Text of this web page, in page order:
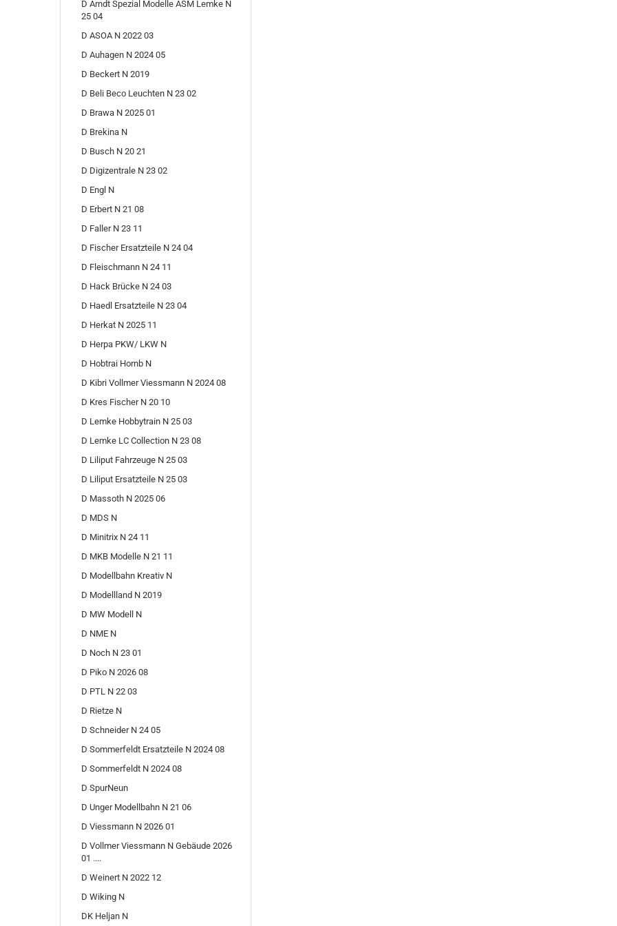
D Arndt Spezial Modelle ASM Lemke N
25 04
D ASOA N 2022 03
D Auhagen N 2024 05
D Beckert N 2019
D Beli Beco Leuchten N 23 02
D Brawa N 2025 01
D Brekina N
D Busch N 20 21
D Digizentrale N 23 02
D Engl N
D Erbert N 21 08
D Faller N 23 11
D Fischer Ersatzteile N 24 04
D Fleischmann N 24 11
D Hack Brücke N 24 03
D Haedl Ersatzteile N 23 04
D Herkat N 2025 11
D Herpa PKW/ LKW N
D Hobtrai Hornb N
D Kibri Vollmer Viessmann N 2024 08
D Kres Fischer N 20 10
D Lemke Hobbytrain N 25 03
D Lemke LC Collection N 23 08
D Liliput Fahrzeuge N 25 03
D Liliput Ersatzteile N 25 03
D Massoth N 2025 06
D MDS N
D Minitrix N 24 11
D MKB Modelle N 21 11
D Modellbahn Kreativ N
D Modellland N 2019
D MW Modell N
D NME N
D Noch N 23 01
D Piko N 2026 08
D PTL N 22 03
D Rietze N
D Schneider N 24 05
D Sommerfeldt Ersatzteile N 2024 08
D Sommerfeldt N 2024 08
D SpurNeun
D Unger Modellbahn N 21 06
D Viessmann N 2026 01
D Vollmer Viessmann N Gebäude 2026
01 ....
D Weinert N 2022 12
D Wiking N
DK Heljan N